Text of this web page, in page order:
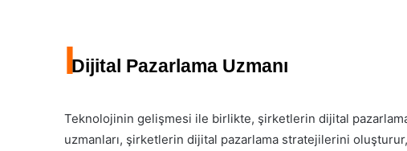
IDijital Pazarlama Uzmanı
Teknolojinin gelişmesi ile birlikte, şirketlerin dijital
uzmanları, şirketlerin dijital pazarlama stratejilerini